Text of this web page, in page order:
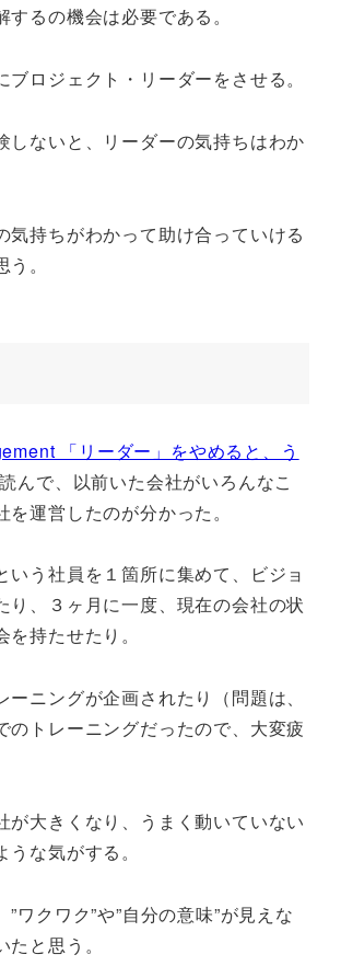
るの機会は必要である。
ブロジェクト・リーダーをさせる。
しないと、リーダーの気持ちはわか
気持ちがわかって助け合っていける
。
「リーダー」をやめると、う
んで、以前いた会社がいろんなこ
を運営したのが分かった。
いう社員を１箇所に集めて、ビジョ
り、３ヶ月に一度、現在の会社の状
持たせたり。
ーニングが企画されたり（問題は、
のトレーニングだったので、大変疲
が大きくなり、うまく動いていない
な気がする。
”ワクワク”や”自分の意味”が見えな
と思う。